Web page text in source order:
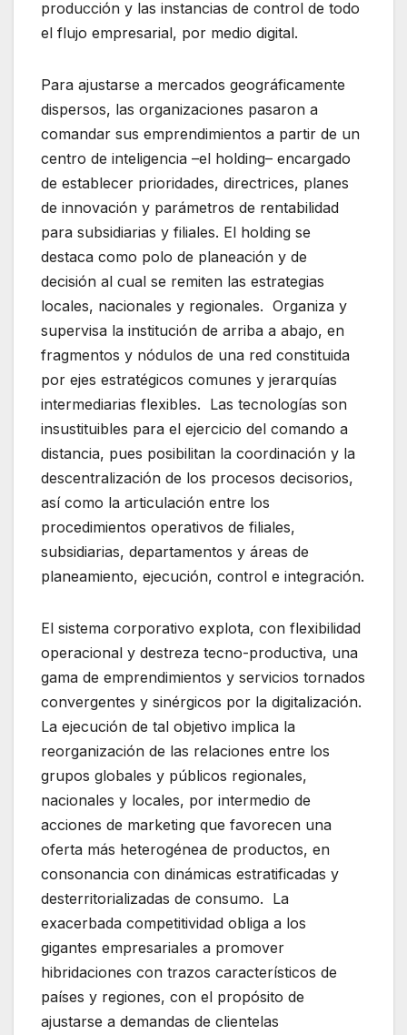
producción y las instancias de control de todo
el flujo empresarial, por medio digital.
Para ajustarse a mercados geográficamente
dispersos, las organizaciones pasaron a
comandar sus emprendimientos a partir de un
centro de inteligencia –el holding– encargado
de establecer prioridades, directrices, planes
de innovación y parámetros de rentabilidad
para subsidiarias y filiales. El holding se
destaca como polo de planeación y de
decisión al cual se remiten las estrategias
locales, nacionales y regionales. Organiza y
supervisa la institución de arriba a abajo, en
fragmentos y nódulos de una red constituida
por ejes estratégicos comunes y jerarquías
intermediarias flexibles. Las tecnologías son
insustituibles para el ejercicio del comando a
distancia, pues posibilitan la coordinación y la
descentralización de los procesos decisorios,
así como la articulación entre los
procedimientos operativos de filiales,
subsidiarias, departamentos y áreas de
planeamiento, ejecución, control e integración.
El sistema corporativo explota, con flexibilidad
operacional y destreza tecno-productiva, una
gama de emprendimientos y servicios tornados
convergentes y sinérgicos por la digitalización.
La ejecución de tal objetivo implica la
reorganización de las relaciones entre los
grupos globales y públicos regionales,
nacionales y locales, por intermedio de
acciones de marketing que favorecen una
oferta más heterogénea de productos, en
consonancia con dinámicas estratificadas y
desterritorializadas de consumo. La
exacerbada competitividad obliga a los
gigantes empresariales a promover
hibridaciones con trazos característicos de
países y regiones, con el propósito de
ajustarse a demandas de clientelas